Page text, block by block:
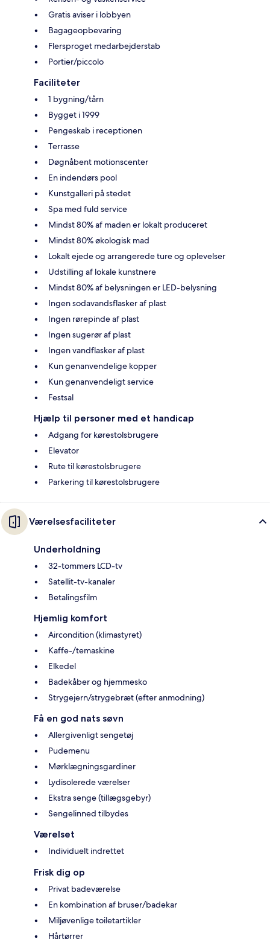
Gratis aviser i lobbyen
Bagageopbevaring
Flersproget medarbejderstab
Portier/piccolo
Faciliteter
1 bygning/tårn
Bygget i 1999
Pengeskab i receptionen
Terrasse
Døgnåbent motionscenter
En indendørs pool
Kunstgalleri på stedet
Spa med fuld service
Mindst 80% af maden er lokalt produceret
Mindst 80% økologisk mad
Lokalt ejede og arrangerede ture og oplevelser
Udstilling af lokale kunstnere
Mindst 80% af belysningen er LED-belysning
Ingen sodavandsflasker af plast
Ingen rørepinde af plast
Ingen sugerør af plast
Ingen vandflasker af plast
Kun genanvendelige kopper
Kun genanvendeligt service
Festsal
Hjælp til personer med et handicap
Adgang for kørestolsbrugere
Elevator
Rute til kørestolsbrugere
Parkering til kørestolsbrugere
Værelsesfaciliteter
Underholdning
32-tommers LCD-tv
Satellit-tv-kanaler
Betalingsfilm
Hjemlig komfort
Aircondition (klimastyret)
Kaffe-/temaskine
Elkedel
Badekåber og hjemmesko
Strygejern/strygebræt (efter anmodning)
Få en god nats søvn
Allergivenligt sengetøj
Pudemenu
Mørklægningsgardiner
Lydisolerede værelser
Ekstra senge (tillægsgebyr)
Sengelinned tilbydes
Værelset
Individuelt indrettet
Frisk dig op
Privat badeværelse
En kombination af bruser/badekar
Miljøvenlige toiletartikler
Hårtørrer